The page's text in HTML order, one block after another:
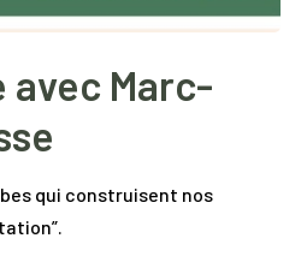
avec Marc-
qui construisent nos